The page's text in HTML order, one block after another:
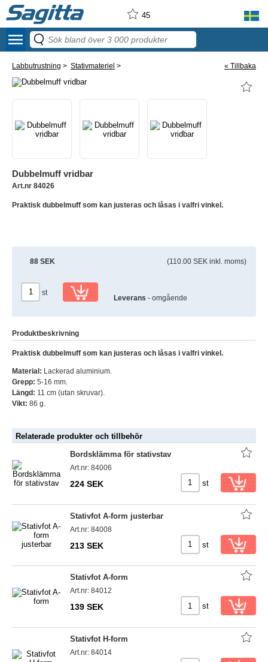
45
menu
Labbutrustning > Stativmateriel > « Tillbaka
Dubbelmuff vridbar
Art.nr 84026
Praktisk dubbelmuff som kan justeras och låsas i valfri vinkel.
88 SEK (110.00 SEK inkl. moms)
st
Leverans - omgående
Produktbeskrivning
Praktisk dubbelmuff som kan justeras och låsas i valfri vinkel.
Material: Lackerad aluminium.
Grepp: 5-16 mm.
Längd: 11 cm (utan skruvar).
Vikt: 86 g.
Relaterade produkter och tillbehör
Bordsklämma för stativstav
Art.nr: 84006
224 SEK st
Stativfot A-form justerbar
Art.nr: 84008
213 SEK st
Stativfot A-form
Art.nr: 84012
139 SEK st
Stativfot H-form
Art.nr: 84014